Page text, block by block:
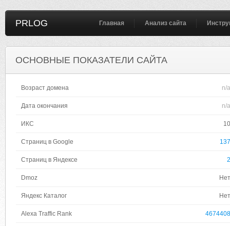
PRLOG Главная Анализ сайта
ОСНОВНЫЕ ПОКАЗАТЕЛИ САЙТА
Возраст домена n/a
Дата окончания n/a
ИКС 10
Страниц в Google 137
Страниц в Яндексе 2
Dmoz Нет
Яндекс Каталог Нет
Alexa Traffic Rank 4674408